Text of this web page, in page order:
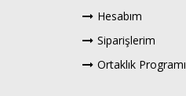
Hesabım
Siparişlerim
Ortaklık Programı